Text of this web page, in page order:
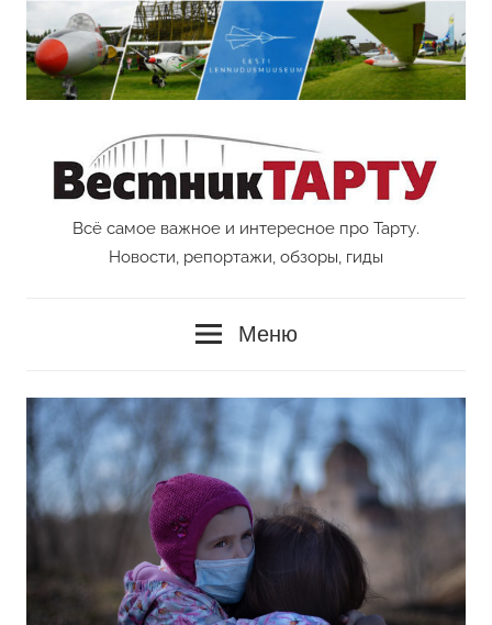
Перейти
содержимому
Vestnik
Всё самое важное и интересное про Тарту.
Новости, репортажи, обзоры, гиды
Меню